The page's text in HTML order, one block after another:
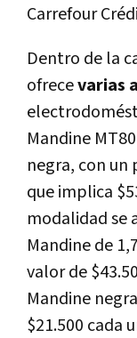
Carrefour
Dentro de la
ofrecevarias
Mandine
negra, con un
que implica
modalidad se
Mandine de
valor de
Mandine
$21.500 cada